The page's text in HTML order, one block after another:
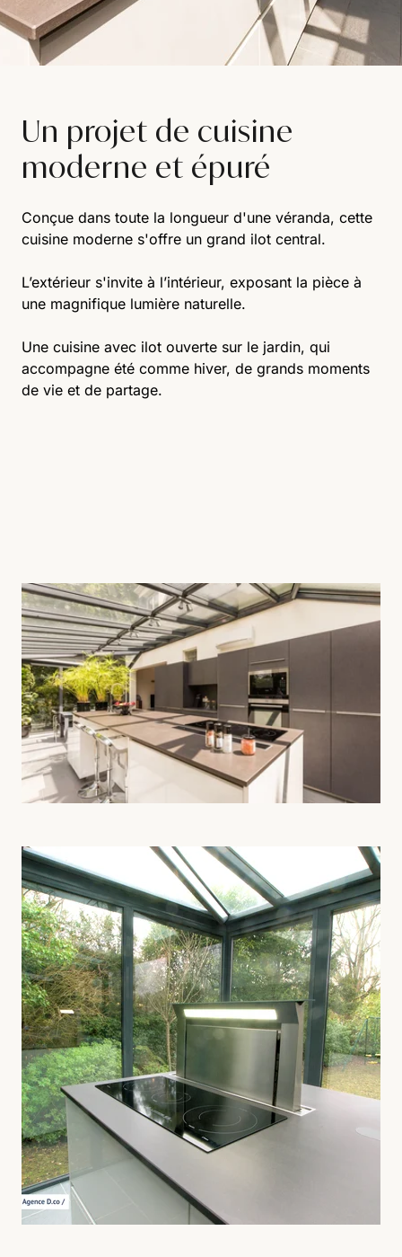
Un projet de cuisine
moderne et épuré
Conçue dans toute la longueur d'une véranda, cette
cuisine moderne s'offre un grand ilot central.
L’extérieur s'invite à l’intérieur, exposant la pièce à
une magnifique lumière naturelle.
Une cuisine avec ilot ouverte sur le jardin, qui
accompagne été comme hiver, de grands moments
de vie et de partage.